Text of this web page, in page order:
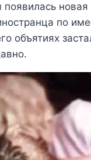
появилась
по
объятиях